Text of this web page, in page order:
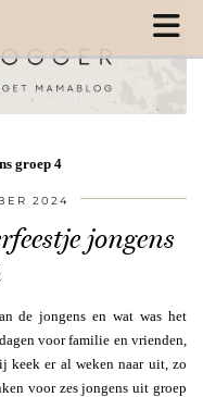
groep 4
2024
jongens
de jongens en wat was het
voor familie en vrienden,
keek er al weken naar uit, zo
voor zes jongens uit groep